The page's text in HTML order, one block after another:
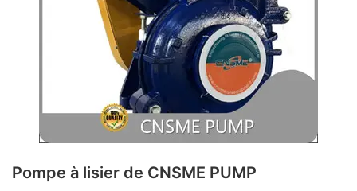
Pompe à lisier de CNSME PUMP